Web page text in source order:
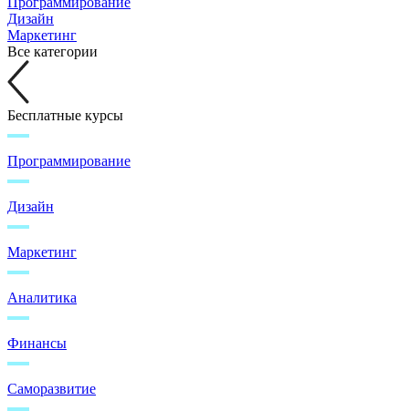
Дизайн
Маркетинг
Все категории
Бесплатные курсы
Программирование
Дизайн
Маркетинг
Аналитика
Финансы
Саморазвитие